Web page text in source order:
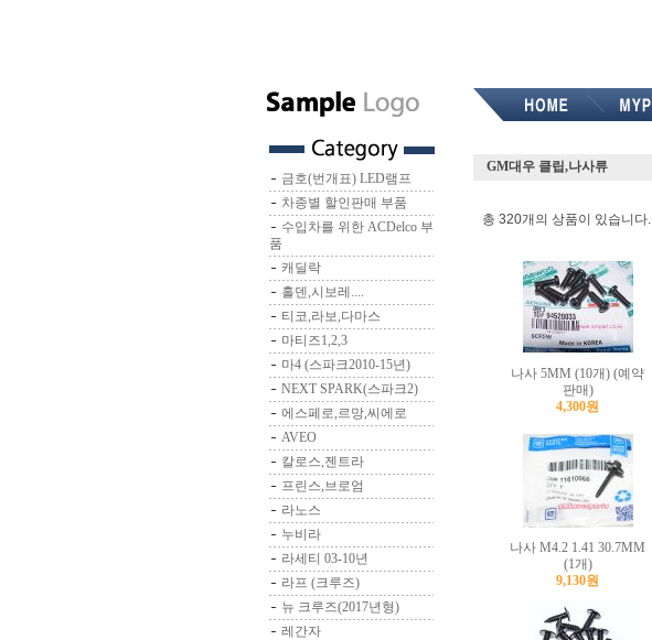
금호(번개표) LED램프
차종별 할인판매 부품
수입차를 위한 ACDelco 부
품
캐딜락
홀덴,시보레....
티코,라보,다마스
마티즈1,2,3
마4 (스파크2010-15년)
NEXT SPARK(스파크2)
에스페로,르망,씨에로
AVEO
칼로스,젠트라
프린스,브로엄
라노스
누비라
라세티 03-10년
라프 (크루즈)
뉴 크루즈(2017년형)
레간자
GM대우 클립,나사류
총 320개의 상품이 있습니다.
나사 5MM (10개) (예약
판매)
4,300원
나사 M4.2 1.41 30.7MM
(1개)
9,130원